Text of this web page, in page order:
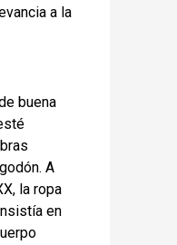
a la
buena
A
la ropa
en